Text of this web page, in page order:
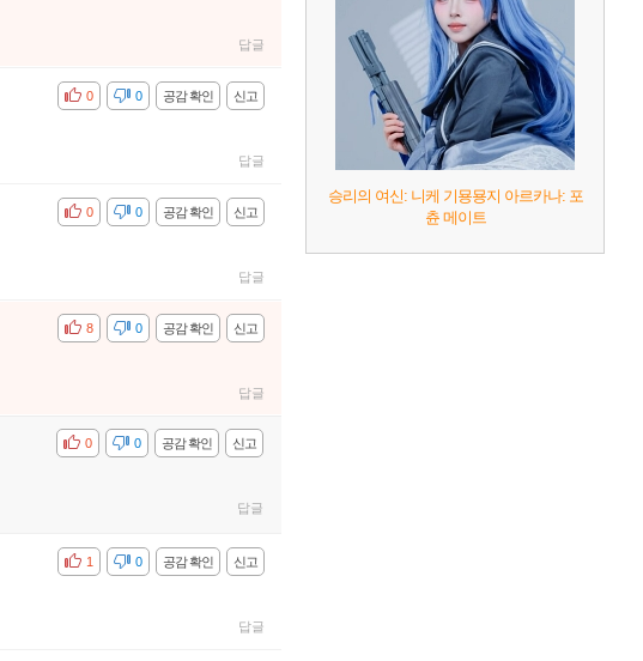
답글
신고
공감 확인
비공감 0
0
답글
신고
공감 확인
비공감 0
0
답글
신고
공감 확인
비공감 0
8
답글
신고
공감 확인
비공감 0
0
답글
신고
공감 확인
비공감 0
1
답글
승리의 여신: 니케 기묭묭지 아르카나: 포
츈 메이트